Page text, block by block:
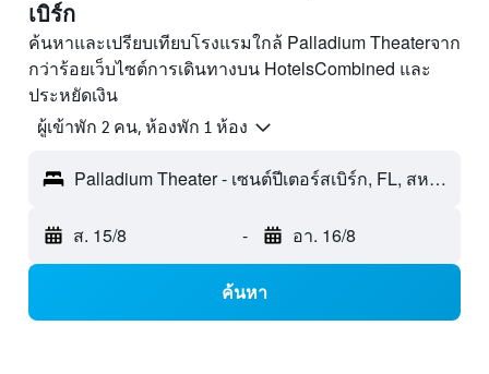
เบิร์ก
ค้นหาและเปรียบเทียบโรงแรมใกล้ Palladium Theaterจาก
กว่าร้อยเว็บไซต์การเดินทางบน HotelsCombined และ
ประหยัดเงิน
ผู้เข้าพัก 2 คน, ห้องพัก 1 ห้อง
Palladium Theater - เซนต์ปีเตอร์สเบิร์ก, FL, สหรัฐอเมริกา
ส. 15/8 - อา. 16/8
ค้นหา